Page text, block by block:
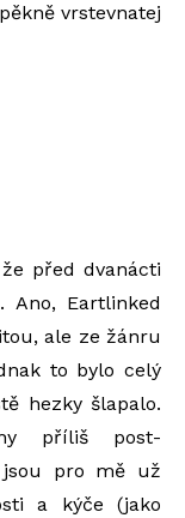
vrstevnatej
před dvanácti
Eartlinked
ale ze žánru
to bylo celý
hezky šlapalo.
příliš post-
jsou pro mě už
a kýče (jako